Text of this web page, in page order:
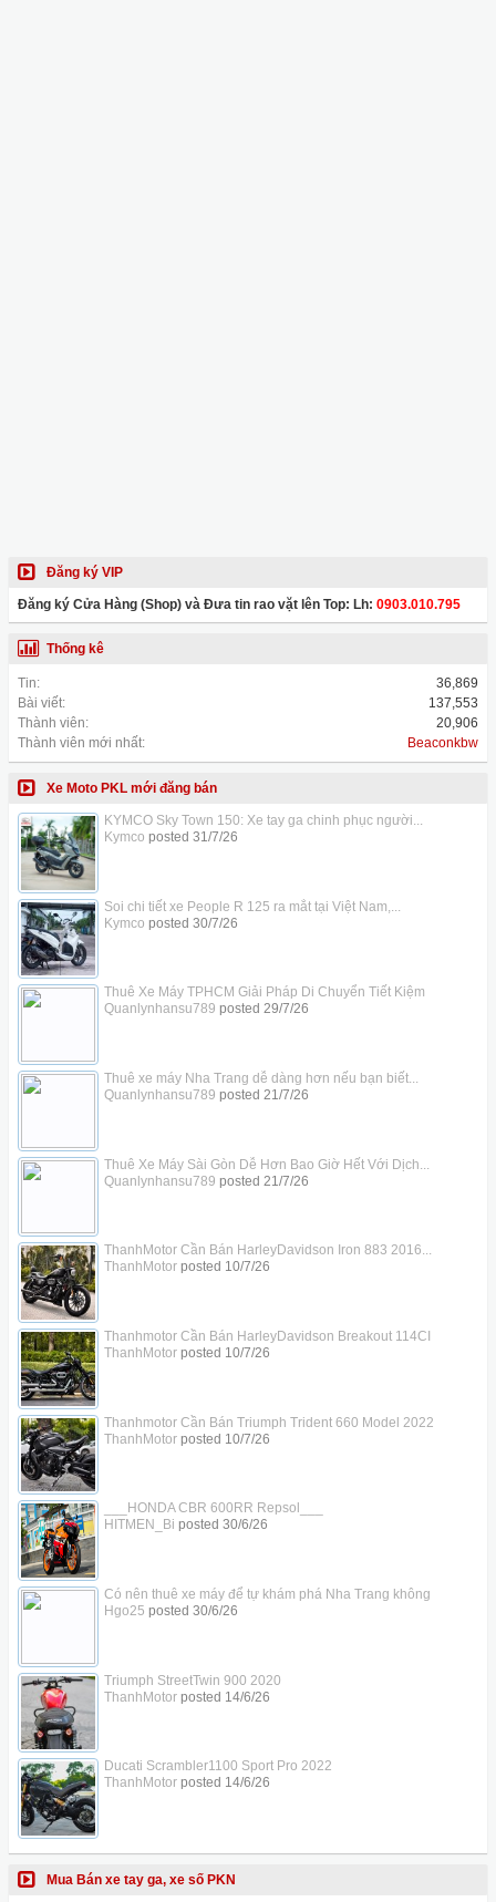
Đăng ký VIP
Đăng ký Cửa Hàng (Shop) và Đưa tin rao vặt lên Top: Lh: 0903.010.795
Thống kê
Tin:
36,869
Bài viết:
137,553
Thành viên:
20,906
Thành viên mới nhất:
Beaconkbw
Xe Moto PKL mới đăng bán
KYMCO Sky Town 150: Xe tay ga chinh phục người...
Kymco posted 31/7/26
Soi chi tiết xe People R 125 ra mắt tại Việt Nam,...
Kymco posted 30/7/26
Thuê Xe Máy TPHCM Giải Pháp Di Chuyển Tiết Kiệm
Quanlynhansu789 posted 29/7/26
Thuê xe máy Nha Trang dễ dàng hơn nếu bạn biết...
Quanlynhansu789 posted 21/7/26
Thuê Xe Máy Sài Gòn Dễ Hơn Bao Giờ Hết Với Dịch...
Quanlynhansu789 posted 21/7/26
ThanhMotor Cần Bán HarleyDavidson Iron 883 2016...
ThanhMotorposted 10/7/26
Thanhmotor Cần Bán HarleyDavidson Breakout 114CI
ThanhMotorposted 10/7/26
Thanhmotor Cần Bán Triumph Trident 660 Model 2022
ThanhMotorposted 10/7/26
___HONDA CBR 600RR Repsol___
HITMEN_Bi posted 30/6/26
Có nên thuê xe máy để tự khám phá Nha Trang không
Hgo25 posted 30/6/26
Triumph StreetTwin 900 2020
ThanhMotorposted 14/6/26
Ducati Scrambler1100 Sport Pro 2022
ThanhMotorposted 14/6/26
Mua Bán xe tay ga, xe số PKN